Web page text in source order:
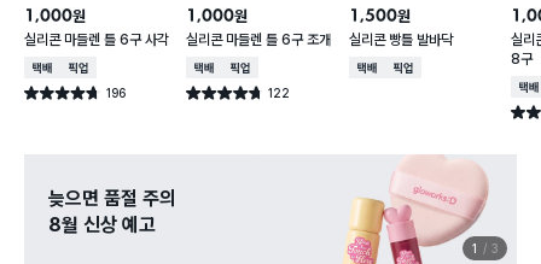
1,000원
실리콘 마들렌 틀 6구 사각
택배배송매장픽업
별점 4.7점 196
건 작성
1,000원
실리콘 마들렌 틀 6구 조개
택배배송매장픽업
별점 4.7점 122
건 작성
1,500원
실리콘 빵틀 발바닥
택배배송매장픽업
실리
8구
택배
별점
늦으면 품절 주의
8월 신상 예고
1 3